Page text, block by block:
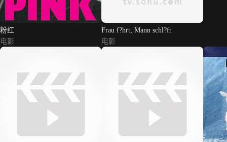
粉红
电影
Frau f?hrt, Mann schl?ft
电影